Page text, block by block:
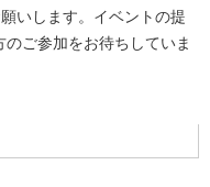
いします。イベントの提
ご参加をお待ちしていま